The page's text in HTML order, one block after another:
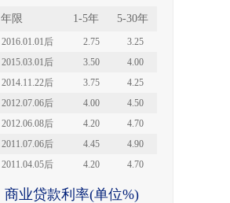
年限 1-5年 5-30年
2016.01.01后 2.75
3.25
2015.03.01后
3.50
4.00
2014.11.22后
3.75
4.25
2012.07.06后
4.00
4.50
2012.06.08后
4.20
4.70
2011.07.06后
4.45
4.90
2011.04.05后
4.20 4.70
商业贷款利率(单位%)